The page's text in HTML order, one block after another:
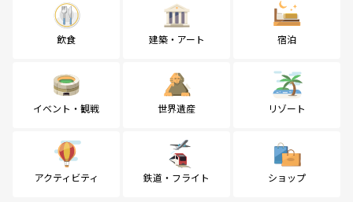
飲食 建築・アート 宿泊
イベント・観戦 世界遺産 リゾート
アクティビティ 鉄道・フライト ショップ